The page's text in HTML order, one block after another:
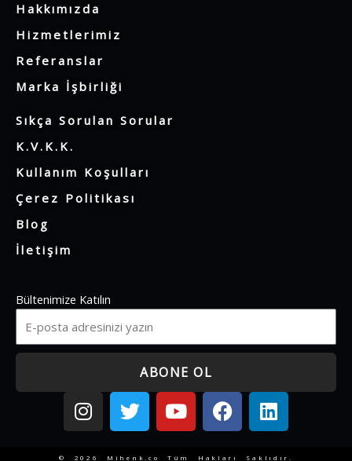
Hakkımızda
Hizmetlerimiz
Referanslar
Marka İşbirliği
Sıkça Sorulan Sorular
K.V.K.K.
Kullanım Koşulları
Çerez Politikası
Blog
İletişim
Bültenimize Katılın
ABONE OL
I
n
s
T
w
i
Y
o
u
F
a
c
L
i
n
© 2026 Mihenk.co Tüm Hakları Saklıdır.